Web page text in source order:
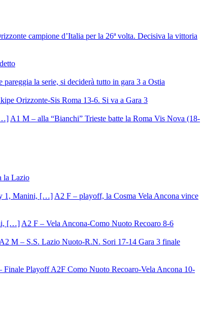
campione d’Italia per la 26ª volta. Decisiva la vittoria
la serie, si deciderà tutto in gara 3 a Ostia
Orizzonte-Sis Roma 13-6. Si va a Gara 3
A1 M – alla “Bianchi” Trieste batte la Roma Vis Nova (18-
la Lazio
A2 F – playoff, la Cosma Vela Ancona vince
A2 F – Vela Ancona-Como Nuoto Recoaro 8-6
A2 M – S.S. Lazio Nuoto-R.N. Sori 17-14 Gara 3 finale
Finale Playoff A2F Como Nuoto Recoaro-Vela Ancona 10-